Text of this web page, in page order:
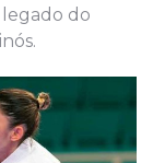
legado do